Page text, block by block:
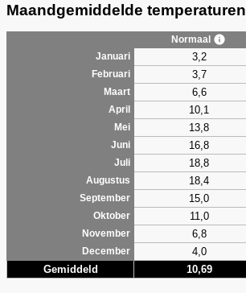
Maandgemiddelde temperaturen
Normaal
Januari
3,2
Februari 3,7
Maart 6,6
April 10,1
Mei
13,8
Juni
16,8
Juli
18,8
Augustus
18,4
September
15,0
Oktober
11,0
November
6,8
December
4,0
Gemiddeld 10,69